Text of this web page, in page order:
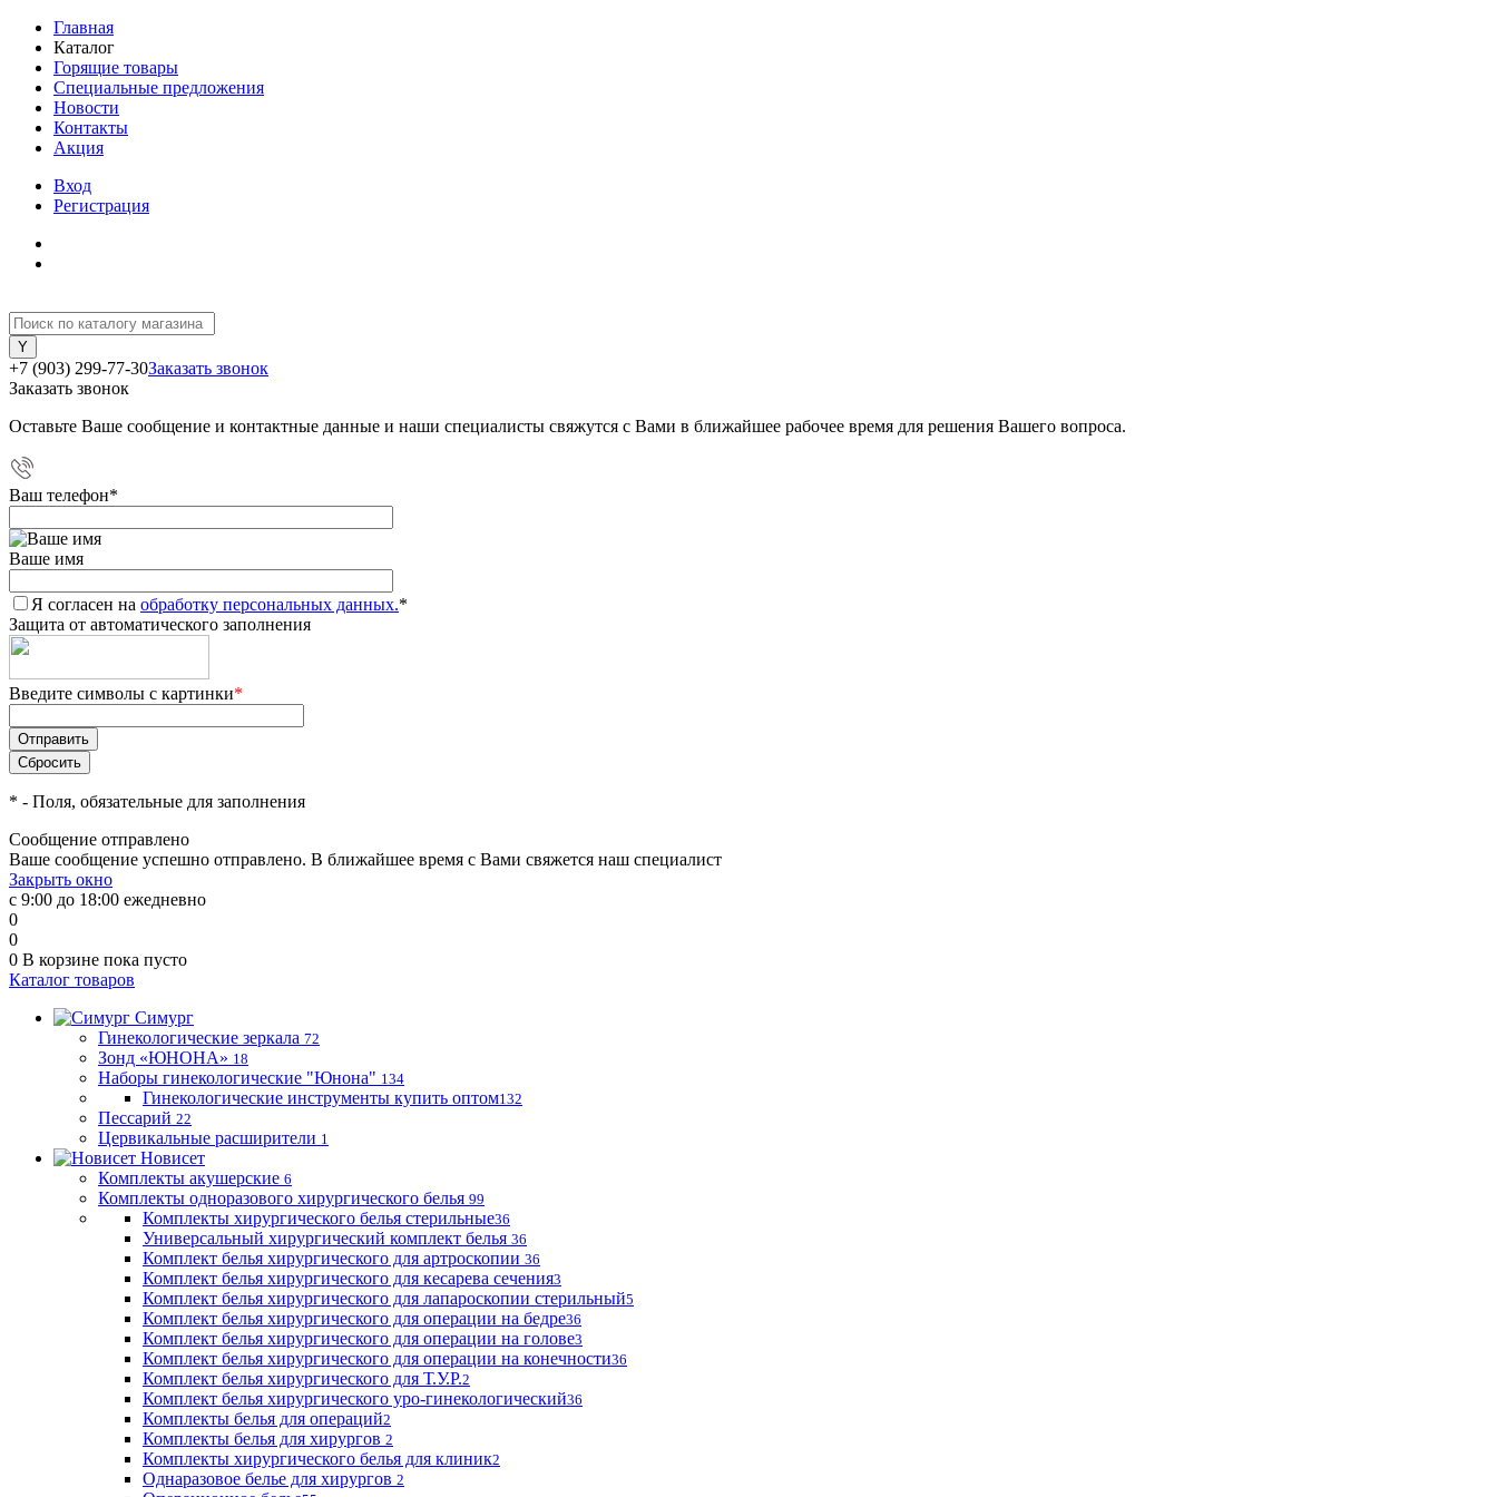
Главная
Каталог
Горящие товары
Специальные предложения
Новости
Контакты
Акция
Вход
Регистрация
+7 (903) 299-77-30Заказать звонок
Заказать звонок
Оставьте Ваше сообщение и контактные данные и наши специалисты свяжутся с Вами в ближайшее рабочее время для решения Вашего вопроса.
Ваш телефон*
Ваше имя
Я согласен на обработку персональных данных.*
Защита от автоматического заполнения
Введите символы с картинки*
* - Поля, обязательные для заполнения
Сообщение отправлено
Ваше сообщение успешно отправлено. В ближайшее время с Вами свяжется наш специалист
Закрыть окно
с 9:00 до 18:00 ежедневно
0
0
0 В корзине пока пусто
Каталог товаров
Симург
Гинекологические зеркала 72
Зонд «ЮНОНА» 18
Наборы гинекологические "Юнона" 134
Гинекологические инструменты купить оптом132
Пессарий 22
Цервикальные расширители 1
Новисет
Комплекты акушерские 6
Комплекты одноразового хирургического белья 99
Комплекты хирургического белья стерильные36
Универсальный хирургический комплект белья 36
Комплект белья хирургического для артроскопии 36
Комплект белья хирургического для кесарева сечения3
Комплект белья хирургического для лапароскопии стерильный5
Комплект белья хирургического для операции на бедре36
Комплект белья хирургического для операции на голове3
Комплект белья хирургического для операции на конечности36
Комплект белья хирургического для Т.У.Р.2
Комплект белья хирургического уро-гинекологический36
Комплекты белья для операций2
Комплекты белья для хирургов 2
Комплекты хирургического белья для клиник2
Однаразовое белье для хирургов 2